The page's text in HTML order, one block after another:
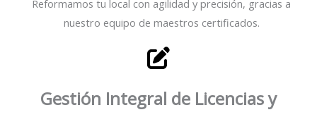
Reformamos tu local con agilidad y precisión, gracias a
nuestro equipo de maestros certificados.
Gestión Integral de Licencias y